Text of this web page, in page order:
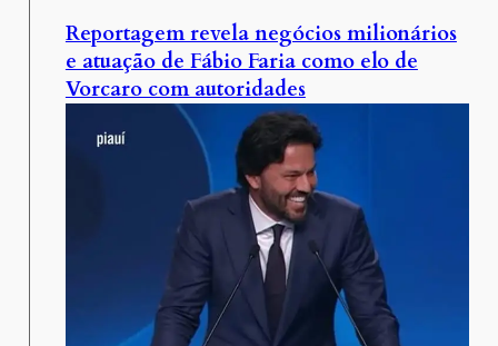
Reportagem revela negócios milionários
e atuação de Fábio Faria como elo de
Vorcaro com autoridades